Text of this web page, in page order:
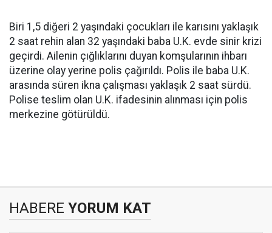
Biri 1,5 diğeri 2 yaşındaki çocukları ile karısını yaklaşık
2 saat rehin alan 32 yaşındaki baba U.K. evde sinir krizi
geçirdi. Ailenin çığlıklarını duyan komşularının ihbarı
üzerine olay yerine polis çağırıldı. Polis ile baba U.K.
arasında süren ikna çalışması yaklaşık 2 saat sürdü.
Polise teslim olan U.K. ifadesinin alınması için polis
merkezine götürüldü.
HABERE YORUM KAT